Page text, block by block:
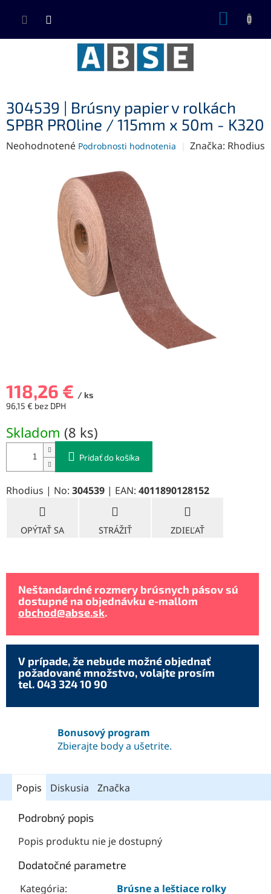
304539 | Brúsny papier v rolkách
SPBR PROline / 115mm x 50m - K320
Priemerné
Neohodnotené Podrobnosti hodnotenia Značka: Rhodius
118,26 € / ks
96,15 € bez DPH
cena:
Skladom (8 ks)
Pridať do košíka
Rhodius | No: 304539 | EAN: 4011890128152
OPÝTAŤ SA STRÁŽIŤ ZDIEĽAŤ
Neštandardné rozmery brúsnych pásov sú
dostupné na objednávku e-mallom
obchod@abse.sk.
V prípade, že nebude možné objednať
požadované množstvo, volajte prosím
tel. 043 324 10 90
Bonusový program
Zbierajte body a ušetrite.
Popis Diskusia Značka
Podrobný popis
Popis produktu nie je dostupný
Dodatočné parametre
Kategória:
Brúsne a leštiace rolky